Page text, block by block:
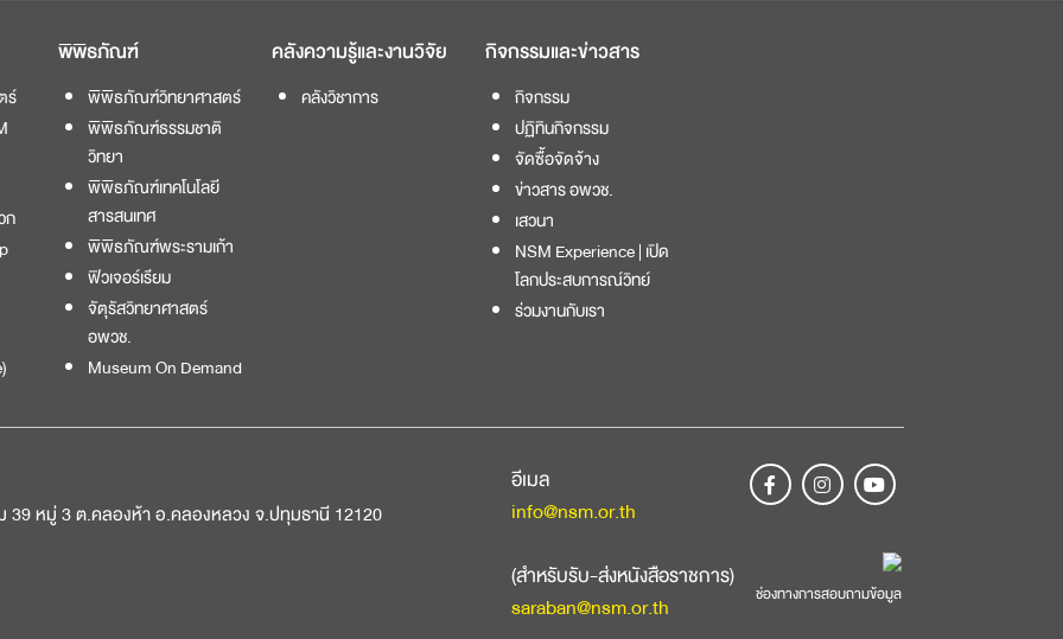
ร์
ก
พิพิธภัณฑ์
พิพิธภัณฑ์วิทยาศาสตร์
พิพิธภัณฑ์ธรรมชาติ
วิทยา
พิพิธภัณฑ์เทคโนโลยี
สารสนเทศ
พิพิธภัณฑ์พระรามเก้า
ฟิวเจอร์เรียม
จัตุรัสวิทยาศาสตร์
อพวช.
Museum On Demand
คลังความรู้และงานวิจัย
คลังวิชาการ
กิจกรรมและข่าวสาร
กิจกรรม
ปฏิทินกิจกรรม
จัดซื้อจัดจ้าง
ข่าวสาร อพวช.
เสวนา
NSM Experience | เปิด
โลกประสบการณ์วิทย์
ร่วมงานกับเรา
39 หมู่ 3 ต.คลองห้า อ.คลองหลวง จ.ปทุมธานี 12120
อีเมล
info@nsm.or.th
(สำหรับรับ-ส่งหนังสือราชการ)
saraban@nsm.or.th
ช่องทางการสอบถามข้อมูล